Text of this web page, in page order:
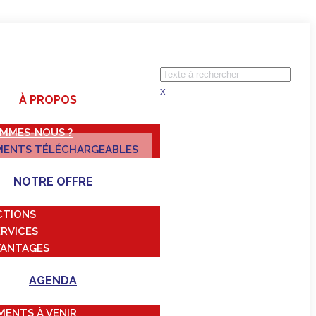
À PROPOS
NOUS ?
TÉLÉCHARGEABLES
NOTRE OFFRE
AGENDA
À VENIR
x